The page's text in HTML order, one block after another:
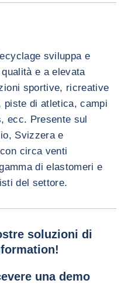
sviluppa e
e a elevata
sportive, ricreative
piste di atletica, campi
ecc. Presente sul
Svizzera e
circa venti
di elastomeri e
del settore.
soluzioni di
una demo